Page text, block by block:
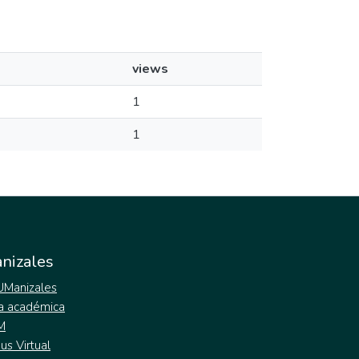
views
1
1
académica
Virtual